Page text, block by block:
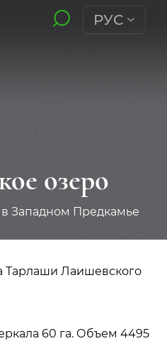
РУС
озеро
Западном Предкамье
Тарлаши Лаишевского
60 га. Объем 4495